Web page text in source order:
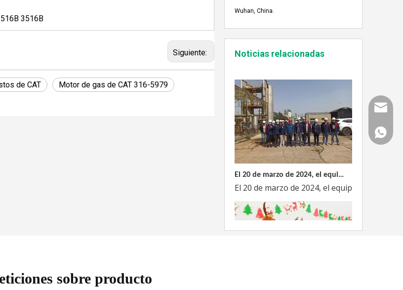
3516B
Siguiente:
de CAT Motor de gas de CAT 316-5979
Wuhan, China.
Noticias relacionadas
Enshi: El destino perfecto para el viaje de Team Building Weyeah
A mediados de julio de 2023, Weyeah poder
El 20 de marzo de 2024, el equipo dirigido por el Director Técnico de Weyeah Power visitó el gran vertedero de basura en Yangluo, Wuhan, para realizar una inspección del proyecto.
El 20 de marzo de 2024, el equipo de la
sobre producto
Correo